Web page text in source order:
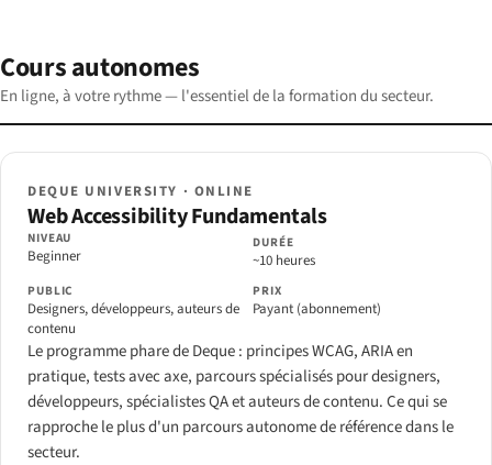
Cours autonomes
En ligne, à votre rythme — l'essentiel de la formation du secteur.
DEQUE UNIVERSITY · ONLINE
Web Accessibility Fundamentals
NIVEAU
Beginner
DURÉE
~10 heures
PUBLIC
Designers, développeurs, auteurs de
contenu
PRIX
Payant (abonnement)
Le programme phare de Deque : principes WCAG, ARIA en
pratique, tests avec axe, parcours spécialisés pour designers,
développeurs, spécialistes QA et auteurs de contenu. Ce qui se
rapproche le plus d'un parcours autonome de référence dans le
secteur.